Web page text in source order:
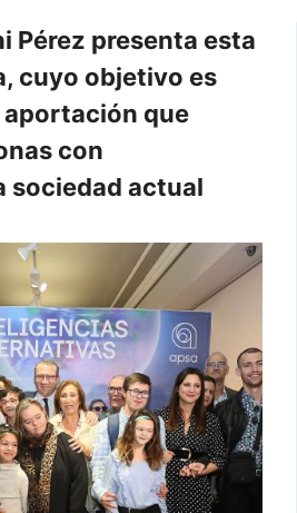
Pérez presenta esta
cuyo objetivo es
aportación que
con
sociedad actual